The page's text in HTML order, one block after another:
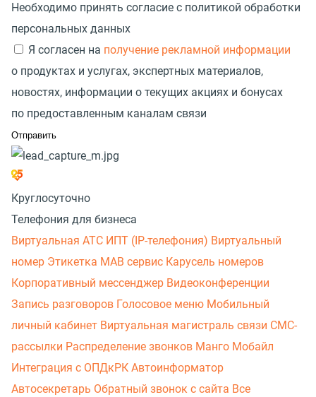
Необходимо принять согласие с политикой обработки
персональных данных
Я согласен на получение рекламной информации
о продуктах и услугах, экспертных материалов,
новостях, информации о текущих акциях и бонусах
по предоставленным каналам связи
Круглосуточно
Телефония для бизнеса
Виртуальная АТС ИПТ (IP-телефония) Виртуальный
номер Этикетка МАВ сервис Карусель номеров
Корпоративный мессенджер Видеоконференции
Запись разговоров Голосовое меню Мобильный
личный кабинет Виртуальная магистраль связи СМС-
рассылки Распределение звонков Манго Мобайл
Интеграция с ОПДкРК Автоинформатор
Автосекретарь Обратный звонок с сайта Все